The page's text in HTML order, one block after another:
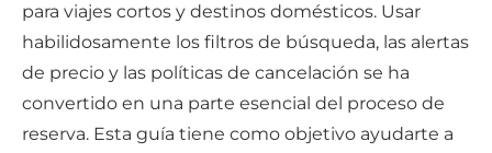
para viajes cortos y destinos domésticos. Usar
habilidosamente los filtros de búsqueda, las alertas
de precio y las políticas de cancelación se ha
convertido en una parte esencial del proceso de
reserva. Esta guía tiene como objetivo ayudarte a